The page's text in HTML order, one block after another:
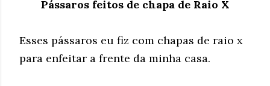
Pássaros feitos de chapa de Raio X
Esses pássaros eu fiz com chapas de raio x
para enfeitar a frente da minha casa.